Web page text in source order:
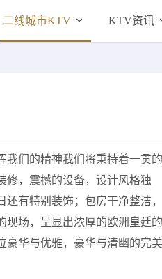
二线城市KTV KTV资讯
我们的精神我们将秉持着一贯的
修，震撼的设备，设计风格独
还有特别装饰；包房干净整洁，
现场，呈显出浓厚的欧洲皇廷的
豪华与优雅，豪华与清幽的完美